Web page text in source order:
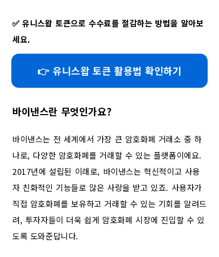
✅유니스왑 토큰으로 수수료를 절감하는 방법을 알아보
세요.
👉 유니스왑 토큰 활용법 확인하기
바이낸스란 무엇인가요?
바이낸스는 전 세계에서 가장 큰 암호화폐 거래소 중 하
나로, 다양한 암호화폐를 거래할 수 있는 플랫폼이에요.
2017년에 설립된 이래로, 바이낸스는 혁신적이고 사용
자 친화적인 기능들로 많은 사랑을 받고 있죠. 사용자가
직접 암호화폐를 보유하고 거래할 수 있는 기회를 알려드
려, 투자자들이 더욱 쉽게 암호화폐 시장에 진입할 수 있
도록 도와준답니다.